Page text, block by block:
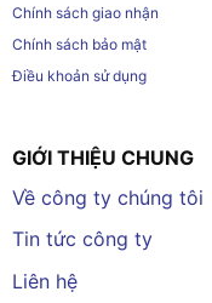
Chính sách giao nhận
Chính sách bảo mật
Điều khoản sử dụng
GIỚI THIỆU CHUNG
Về công ty chúng tôi
Tin tức công ty
Liên hệ